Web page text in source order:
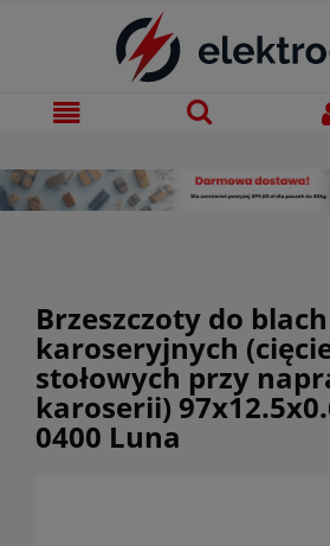
Brzeszczoty do blach
karoseryjnych
stołowych przy
karoserii)
0400 Luna